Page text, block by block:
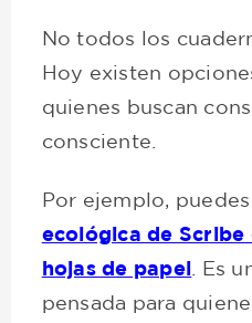
No todos los
Hoy existen
quienes buscan
consciente.
Por ejemplo,
ecológica de Scribe
hojas de papel . Es
pensada para